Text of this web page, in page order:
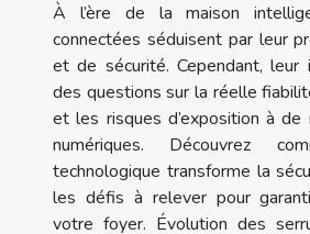
À l’ère de la maison
connectées séduisent par leur
et de sécurité. Cependant, leur
des questions sur la réelle
et les risques d’exposition à de
numériques. Découvrez
technologique transforme la
les défis à relever pour
votre foyer. Évolution des